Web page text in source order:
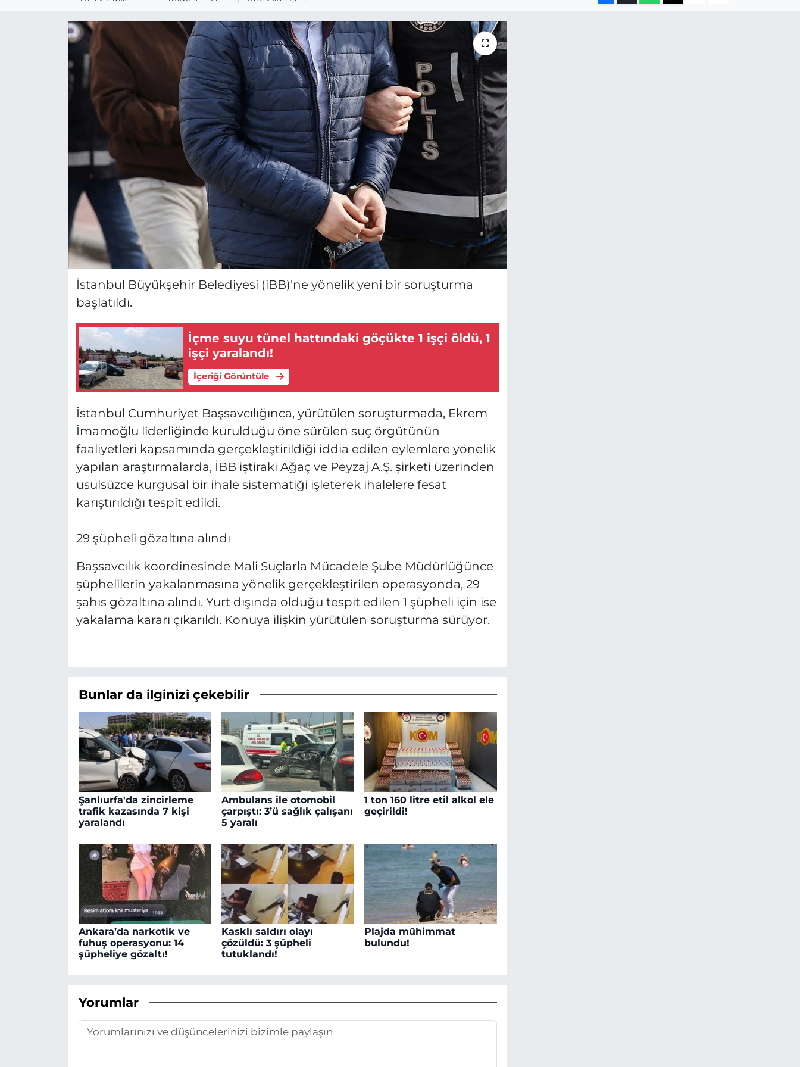
İstanbul Büyükşehir Belediyesi (iBB)'ne yönelik yeni bir soruşturma
başlatıldı.
İçme suyu tünel hattındaki göçükte 1 işçi öldü, 1
işçi yaralandı!
İçeriği Görüntüle
İstanbul Cumhuriyet Başsavcılığınca, yürütülen soruşturmada, Ekrem
İmamoğlu liderliğinde kurulduğu öne sürülen suç örgütünün
faaliyetleri kapsamında gerçekleştirildiği iddia edilen eylemlere yönelik
yapılan araştırmalarda, İBB iştiraki Ağaç ve Peyzaj A.Ş. şirketi üzerinden
usulsüzce kurgusal bir ihale sistematiği işleterek ihalelere fesat
karıştırıldığı tespit edildi.
29 şüpheli gözaltına alındı
Başsavcılık koordinesinde Mali Suçlarla Mücadele Şube Müdürlüğünce
şüphelilerin yakalanmasına yönelik gerçekleştirilen operasyonda, 29
şahıs gözaltına alındı. Yurt dışında olduğu tespit edilen 1 şüpheli için ise
yakalama kararı çıkarıldı. Konuya ilişkin yürütülen soruşturma sürüyor.
Bunlar da ilginizi çekebilir
Şanlıurfa'da zincirleme
trafik kazasında 7 kişi
yaralandı
Ambulans ile otomobil
çarpıştı: 3’ü sağlık çalışanı
5 yaralı
1 ton 160 litre etil alkol ele
geçirildi!
Ankara’da narkotik ve
fuhuş operasyonu: 14
şüpheliye gözaltı!
Kasklı saldırı olayı
çözüldü: 3 şüpheli
tutuklandı!
Plajda mühimmat
bulundu!
Yorumlar